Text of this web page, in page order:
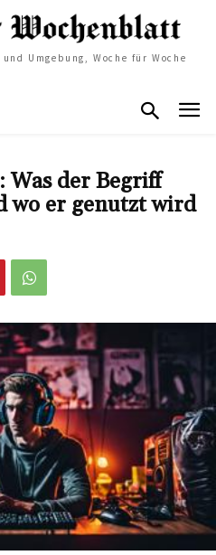
Umgebung, Woche für Woche
Was der Begriff
wo er genutzt wird